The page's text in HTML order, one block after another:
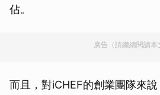
佔。
廣告（請繼續閱讀本
而且，對iCHEF的創業團隊來